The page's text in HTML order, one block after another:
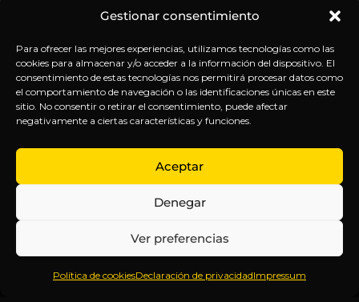
Gestionar consentimiento
Para ofrecer las mejores experiencias, utilizamos tecnologías como las
cookies para almacenar y/o acceder a la información del dispositivo. El
consentimiento de estas tecnologías nos permitirá procesar datos como
el comportamiento de navegación o las identificaciones únicas en este
sitio. No consentir o retirar el consentimiento, puede afectar
negativamente a ciertas características y funciones.
Aceptar
Denegar
Ver preferencias
Política de cookiesDeclaración de privacidadImpressum
publicaciones y
suscripción.
Inteligencia
Anticipándonos
EXPLORA
Inicio
Sobre
Contenido
Webinars
LEGAL
Política
de
Términos y
Aviso
SÍGUENOS